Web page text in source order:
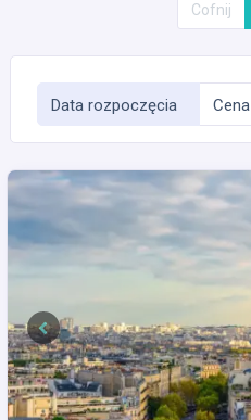
Cofnij
Data rozpoczęcia Cena
Previous